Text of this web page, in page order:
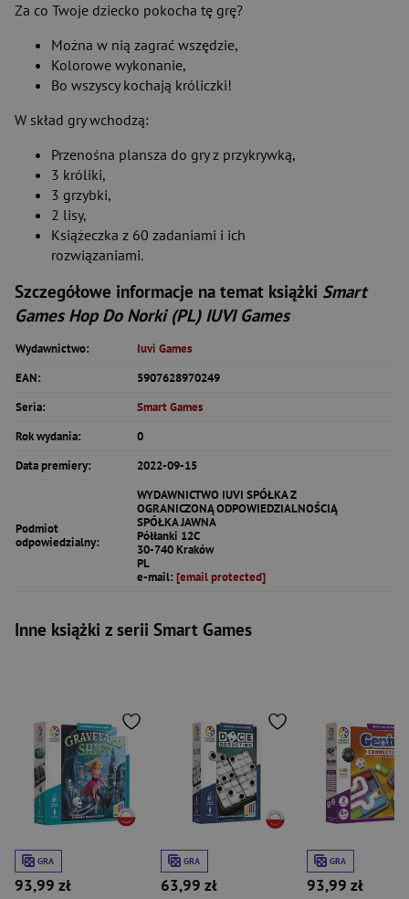
Za co Twoje dziecko pokocha tę grę?
Można w nią zagrać wszędzie,
Kolorowe wykonanie,
Bo wszyscy kochają króliczki!
W skład gry wchodzą:
Przenośna plansza do gry z przykrywką,
3 króliki,
3 grzybki,
2 lisy,
Książeczka z 60 zadaniami i ich
rozwiązaniami.
Szczegółowe informacje na temat książki Smart
Games Hop Do Norki (PL) IUVI Games
Wydawnictwo:
Iuvi Games
EAN:
5907628970249
Seria:
Smart Games
Rok wydania:
0
Data premiery:
2022-09-15
Podmiot
odpowiedzialny:
WYDAWNICTWO IUVI SPÓŁKA Z
OGRANICZONĄ ODPOWIEDZIALNOŚCIĄ
SPÓŁKA JAWNA
Półłanki 12C
30-740 Kraków
PL
e-mail: [email protected]
Inne książki z serii Smart Games
GRA
93,99 zł
GRA
63,99 zł
GRA
93,99 zł